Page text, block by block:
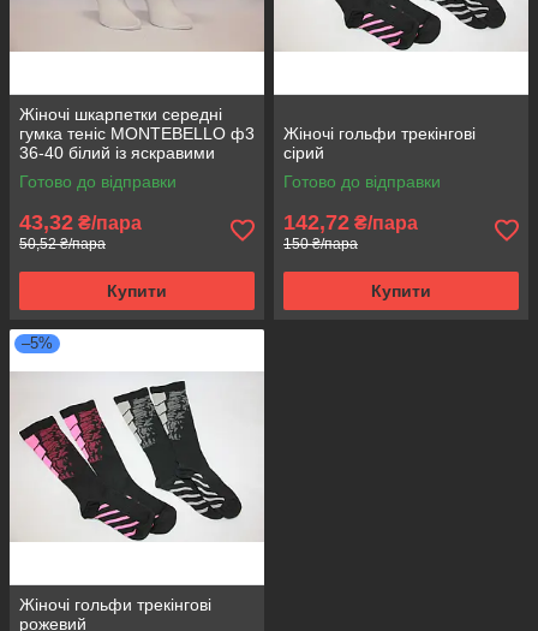
Жіночі шкарпетки середні
гумка теніс MONTEBELLO ф3
36-40 білий із яскравими
смужками
Готово до відправки
43,32 ₴/пара
50,52 ₴/пара
Купити
Жіночі гольфи трекінгові
сірий
Готово до відправки
142,72 ₴/пара
150 ₴/пара
Купити
–5%
Жіночі гольфи трекінгові
рожевий